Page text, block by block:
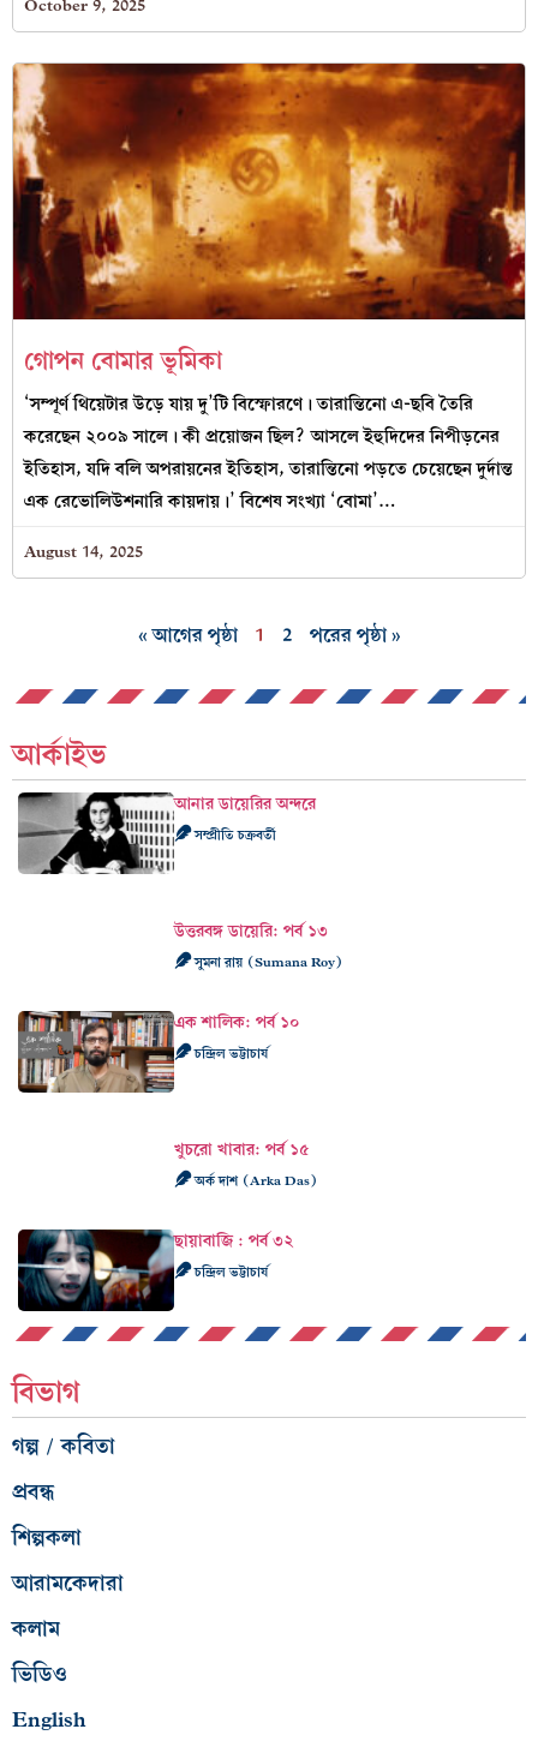
গোপন বোমার ভূমিকা
‘সম্পূর্ণ থিয়েটার উড়ে যায় দু’টি বিস্ফোরণে। তারান্তিনো এ-ছবি তৈরি
করেছেন ২০০৯ সালে। কী প্রয়োজন ছিল? আসলে ইহুদিদের নিপীড়নের
ইতিহাস, যদি বলি অপরায়নের ইতিহাস, তারান্তিনো পড়তে চেয়েছেন দুর্দান্ত
এক রেভোলিউশনারি কায়দায়।’ বিশেষ সংখ্যা ‘বোমা’…
August 14, 2025
« আগের পৃষ্ঠা 1 2 পরের পৃষ্ঠা »
আর্কাইভ
আনার ডায়েরির অন্দরে
সম্প্রীতি চক্রবর্তী
উত্তরবঙ্গ ডায়েরি: পর্ব ১৩
সুমনা রায় (Sumana Roy)
এক শালিক: পর্ব ১০
চন্দ্রিল ভট্টাচার্য
খুচরো খাবার: পর্ব ১৫
অর্ক দাশ (Arka Das)
ছায়াবাজি : পর্ব ৩২
চন্দ্রিল ভট্টাচার্য
বিভাগ
গল্প / কবিতা
প্রবন্ধ
শিল্পকলা
আরামকেদারা
কলাম
ভিডিও
English